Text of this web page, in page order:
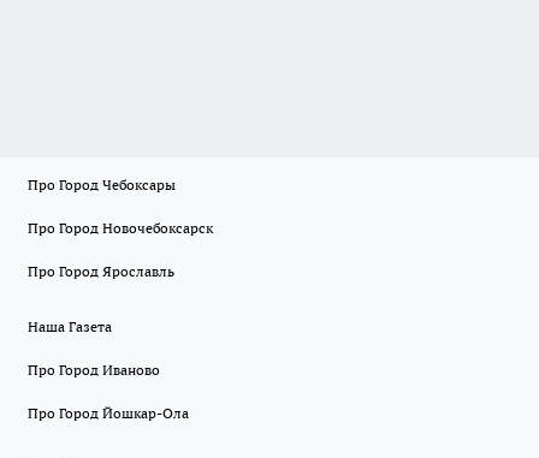
Про Город Чебоксары
Про Город Новочебоксарск
Про Город Ярославль
Наша Газета
Про Город Иваново
Про Город Йошкар-Ола